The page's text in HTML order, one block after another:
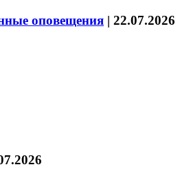
оповещения | 22.07.2026